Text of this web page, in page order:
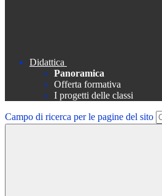
Didattica
Panoramica
Offerta formativa
I progetti delle classi
Campo di ricerca per le pagine del sito